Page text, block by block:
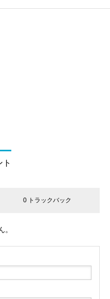
ト
0 トラックバック
。